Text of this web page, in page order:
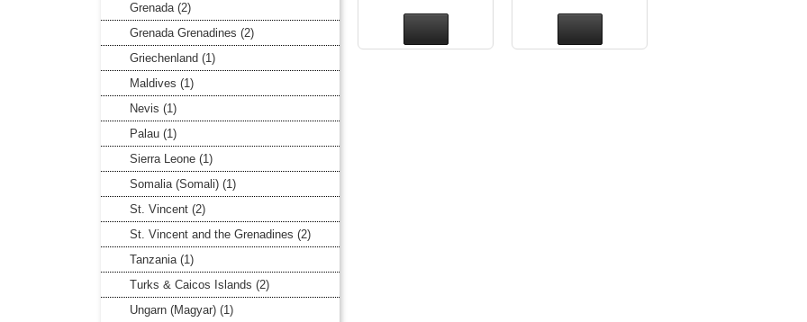
Grenada (2)
Grenada Grenadines (2)
Griechenland (1)
Maldives (1)
Nevis (1)
Palau (1)
Sierra Leone (1)
Somalia (Somali) (1)
St. Vincent (2)
St. Vincent and the Grenadines (2)
Tanzania (1)
Turks & Caicos Islands (2)
Ungarn (Magyar) (1)